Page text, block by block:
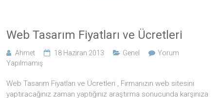
Web Tasarım Fiyatları ve Ücretleri
Ahmet 18 Haziran 2013 Genel
Yorum
Yapılmamış
Web Tasarım Fiyatları ve Ücretleri , Firmanızın web sitesini
yaptıracağınız zaman yaptığınız araştırma sonucunda karşınıza